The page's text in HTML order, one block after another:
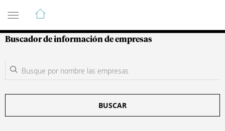
Guía de Empresas Colombianas
Buscador de información de empresas
BUSCAR